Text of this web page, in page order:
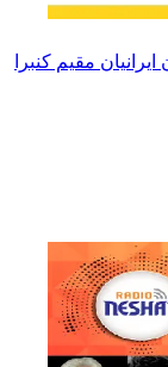
مقیم کنبرا